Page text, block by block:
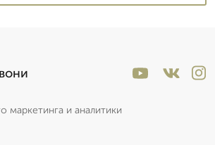
маркетинга и аналитики